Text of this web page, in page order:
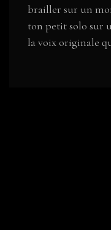
brailler sur un
ton petit solo sur
la voix originale